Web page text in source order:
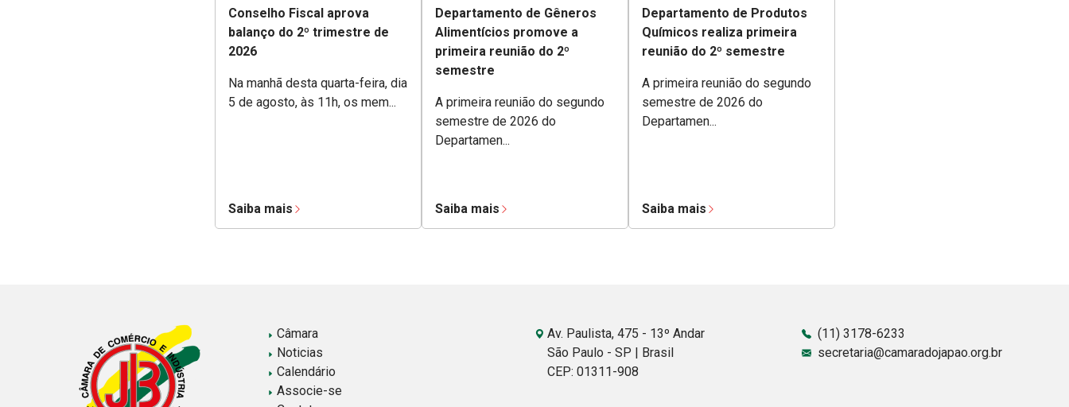
Conselho Fiscal aprova
balanço do 2º trimestre de
2026
Na manhã desta quarta-feira, dia
5 de agosto, às 11h, os mem...
Saiba mais
Departamento de Gêneros
Alimentícios promove a
primeira reunião do 2º
semestre
A primeira reunião do segundo
semestre de 2026 do
Departamen...
Saiba mais
Departamento de Produtos
Químicos realiza primeira
reunião do 2º semestre
A primeira reunião do segundo
semestre de 2026 do
Departamen...
Saiba mais
Câmara
Noticias
Calendário
Associe-se
Av. Paulista, 475 - 13º Andar
São Paulo - SP | Brasil
CEP: 01311-908
(11) 3178-6233
secretaria@camaradojapao.org.br